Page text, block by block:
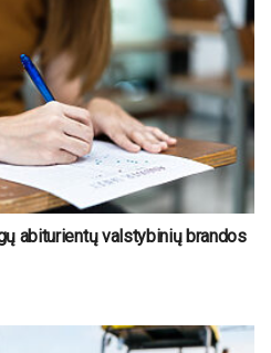
abiturientų valstybinių brandos